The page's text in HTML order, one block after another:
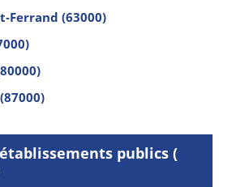
Ferrand (63000)
publics (